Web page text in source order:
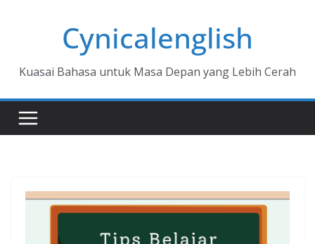
Cynicalenglish
Kuasai Bahasa untuk Masa Depan yang Lebih Cerah